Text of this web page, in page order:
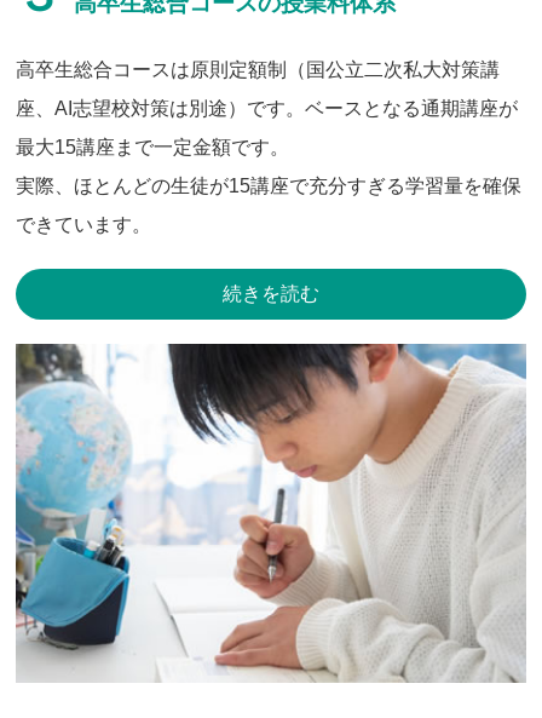
高卒生総合コースは原則定額制（国公立二次私大対策講
座、AI志望校対策は別途）です。ベースとなる通期講座が
最大15講座まで一定金額です。
実際、ほとんどの生徒が15講座で充分すぎる学習量を確保
できています。
続きを読む